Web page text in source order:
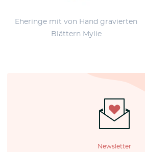
Eheringe mit von Hand gravierten
Blättern Mylie
Newsletter